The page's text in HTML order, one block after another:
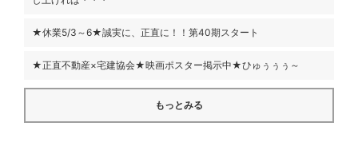
★休業5/3～6★誠実に、正直に！！第40期スタート
★正直不動産×宅建協会★映画ポスター掲示中★ひゅぅぅぅ～
もっとみる